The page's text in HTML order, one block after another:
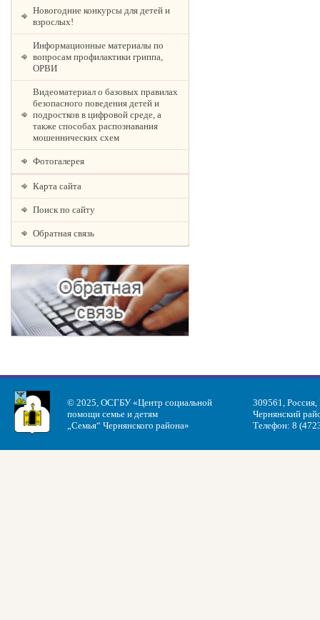
Новогодние конкурсы для детей и
взрослых!
Информационные материалы по
вопросам профилактики гриппа,
ОРВИ
Видеоматериал о базовых правилах
безопасного поведения детей и
подростков в цифровой среде, а
также способах распознавания
мошеннических схем
Фотогалерея
Карта сайта
Поиск по сайту
Обратная связь
© 2025, ОСГБУ «Центр социальной
помощи семье и детям
„Семья“ Чернянского района»
309561, Россия,
Чернянский
Телефон: 8